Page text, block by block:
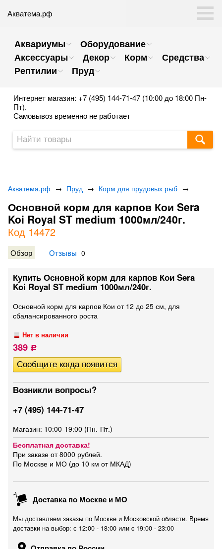
Акватема.рф
Аквариумы
Оборудование
Аксессуары
Декор Корм
Средства
Рептилии
Пруд
Интернет магазин: +7 (495) 144-71-47 (10:00 до 18:00 Пн-
Пт).
Самовывоз временно не работает
Акватема.рф → Пруд → Корм для прудовых рыб →
Основной корм для карпов Кои Sera
Koi Royal ST medium 1000мл/240г.
Код 14472
Обзор Отзывы 0
Купить Основной корм для карпов Кои Sera
Koi Royal ST medium 1000мл/240г.
Основной корм для карпов Кои от 12 до 25 см, для
сбалансированного роста
Нет в наличии
389 Р
Возникли вопросы?
+7 (495) 144-71-47
Магазин: 10:00-19:00 (Пн.-Пт.)
Бесплатная доставка!
При заказе от 8000 рублей.
По Москве и МО (до 10 км от МКАД)
Доставка по Москве и МО
Мы доставляем заказы по Москве и Московской области. Время
доставки на выбор: с 12:00 - 18:00 или c 19:00 - 23:00